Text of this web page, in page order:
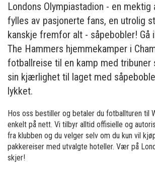
Londons Olympiastadion - en mektig
fylles av pasjonerte fans, en utrolig
kanskje fremfor alt - såpebobler! Gå
The Hammers hjemmekamper i
fotballreise til en kamp med tribuner
sin kjærlighet til laget med
lykket.
Hos oss bestiller og betaler du fotballturen til
enkelt på nett. Vi tilbyr alltid offisielle og
fra klubben og du velger selv om du kun vil
pakkereiser med utvalgte hoteller. Vær på
skjer!